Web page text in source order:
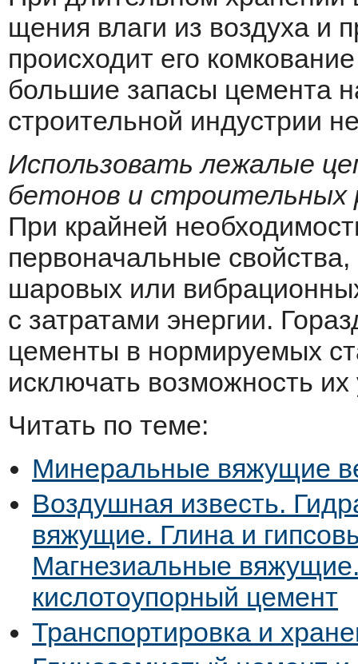
щения влаги из воздуха и
проис­ходит его
большие запасы цемента
строительной индустрии
Использовать лежалые
бетонов и строительных
При крайней
первоначальные
шаровых или
с затратами энергии.
цементы в нормируемых
исключать возможность
Читать по теме:
Минеральные вяжущие
Воздушная известь.
вяжущие. Глина и
Магнезиальные
кислотоупорный цемент
Транспортировка и